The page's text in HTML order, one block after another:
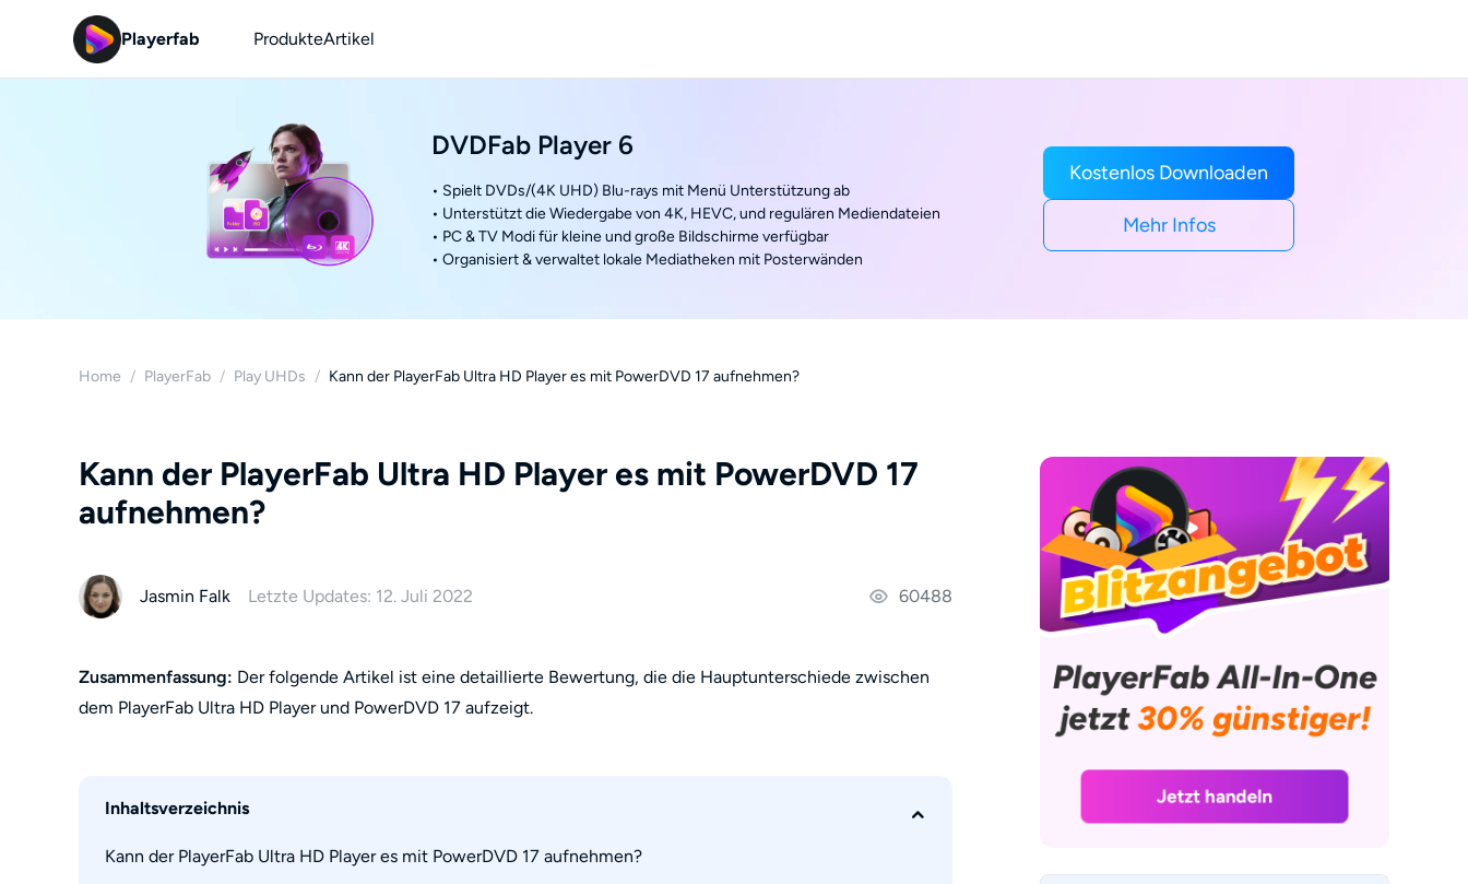
Playerfab ProdukteArtikel
DVDFab Player 6
• Spielt DVDs/(4K UHD) Blu-rays mit Menü Unterstützung ab
• Unterstützt die Wiedergabe von 4K, HEVC, und regulären Mediendateien
• PC & TV Modi für kleine und große Bildschirme verfügbar
• Organisiert & verwaltet lokale Mediatheken mit Posterwänden
Kostenlos Downloaden
Mehr Infos
Home / PlayerFab / Play UHDs / Kann der PlayerFab Ultra HD Player es mit PowerDVD 17 aufnehmen?
Kann der PlayerFab Ultra HD Player es mit PowerDVD 17
aufnehmen?
Jasmin Falk Letzte Updates: 12. Juli 2022 60488
Zusammenfassung: Der folgende Artikel ist eine detaillierte Bewertung, die die Hauptunterschiede zwischen
dem PlayerFab Ultra HD Player und PowerDVD 17 aufzeigt.
Inhaltsverzeichnis
Kann der PlayerFab Ultra HD Player es mit PowerDVD 17 aufnehmen?